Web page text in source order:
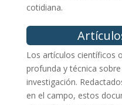
cotidiana.
Los artículos científicos
profunda y técnica
investigación.
en el campo, estos